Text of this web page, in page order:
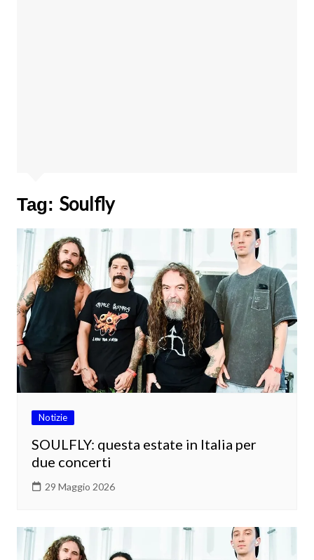
Tag: Soulfly
Notizie
SOULFLY: questa estate in Italia per
due concerti
29 Maggio 2026